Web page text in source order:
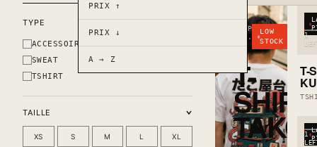
PRIX ↑
PRIX ↓
A → Z
TYPE
ACCESSOIRE
SWEAT
TSHIRT
TAILLE
XS S M L XL
DROP
04 ·
F/W
LOW
STOCK
T-
SHIRT
TAKO
1
T-
1